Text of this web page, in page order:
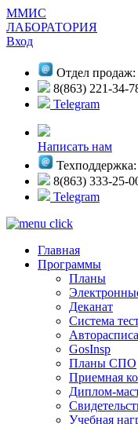
ММИС
ЛАБОРАТОРИЯ
Вход
Отдел продаж:
8(863) 221-34-
Telegram
Написать нам
Техподдержка:
8(863) 333-25-
Telegram
Главная
Программы
Планы
Деканат
Система
GosInsp
Планы СПО
Приемная
Диплом-
Учебная